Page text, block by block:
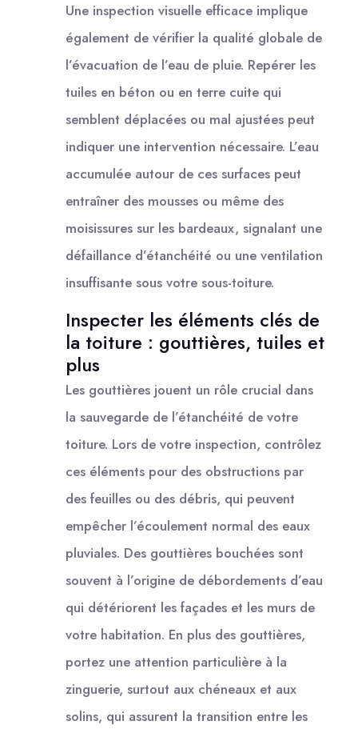
Une inspection visuelle efficace implique
également de vérifier la qualité globale de
l’évacuation de l’eau de pluie. Repérer les
tuiles en béton ou en terre cuite qui
semblent déplacées ou mal ajustées peut
indiquer une intervention nécessaire. L’eau
accumulée autour de ces surfaces peut
entraîner des mousses ou même des
moisissures sur les bardeaux, signalant une
défaillance d’étanchéité ou une ventilation
insuffisante sous votre sous-toiture.
Inspecter les éléments clés de
la toiture : gouttières, tuiles et
plus
Les gouttières jouent un rôle crucial dans
la sauvegarde de l’étanchéité de votre
toiture. Lors de votre inspection, contrôlez
ces éléments pour des obstructions par
des feuilles ou des débris, qui peuvent
empêcher l’écoulement normal des eaux
pluviales. Des gouttières bouchées sont
souvent à l’origine de débordements d’eau
qui détériorent les façades et les murs de
votre habitation. En plus des gouttières,
portez une attention particulière à la
zinguerie, surtout aux chéneaux et aux
solins, qui assurent la transition entre les